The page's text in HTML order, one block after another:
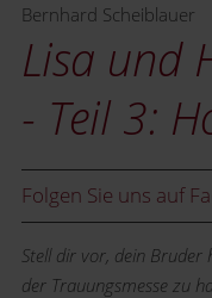
Bernhard Scheiblauer
Lisa und
- Teil 3:
Folgen Sie uns auf
Stell dir vor, dein
der Trauungsmesse zu